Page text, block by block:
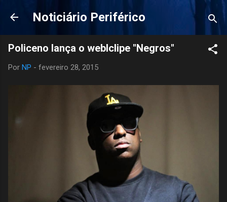
Pular para o conteúdo principal
Noticiário Periférico
Policeno lança o weblclipe "Negros"
Por NP - fevereiro 28, 2015